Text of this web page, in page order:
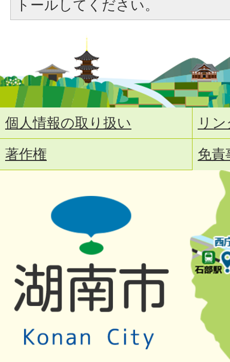
トールしてください。
個人情報の取り扱い
リ
著作権
免責